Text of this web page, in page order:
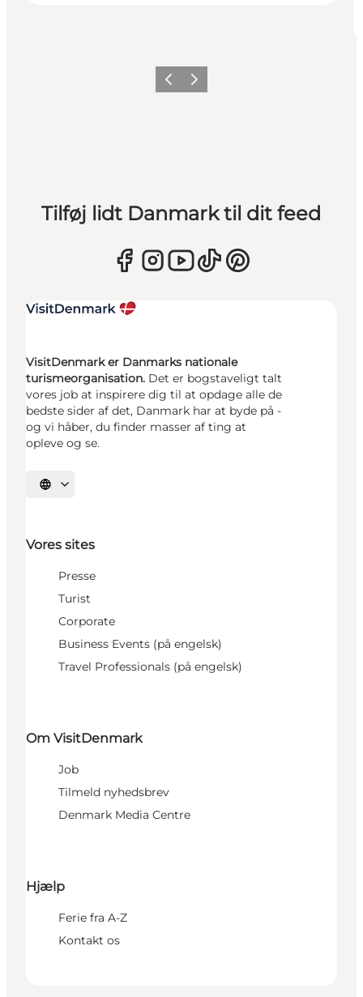
ForrigeNæste
Tilføj lidt Danmark til dit feed
VisitDenmark er Danmarks nationale
turismeorganisation. Det er bogstaveligt talt
vores job at inspirere dig til at opdage alle de
bedste sider af det, Danmark har at byde på -
og vi håber, du finder masser af ting at
opleve og se.
Vælg sprog
Vores sites
Presse
Turist
Corporate
Business Events (på engelsk)
Travel Professionals (på engelsk)
Om VisitDenmark
Job
Tilmeld nyhedsbrev
Denmark Media Centre
Hjælp
Ferie fra A-Z
Kontakt os